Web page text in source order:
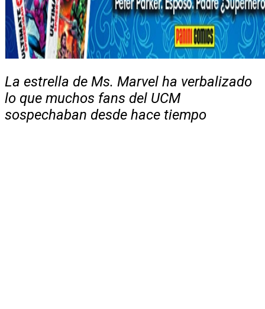
La estrella de Ms. Marvel ha verbalizado
lo que muchos fans del UCM
sospechaban desde hace tiempo